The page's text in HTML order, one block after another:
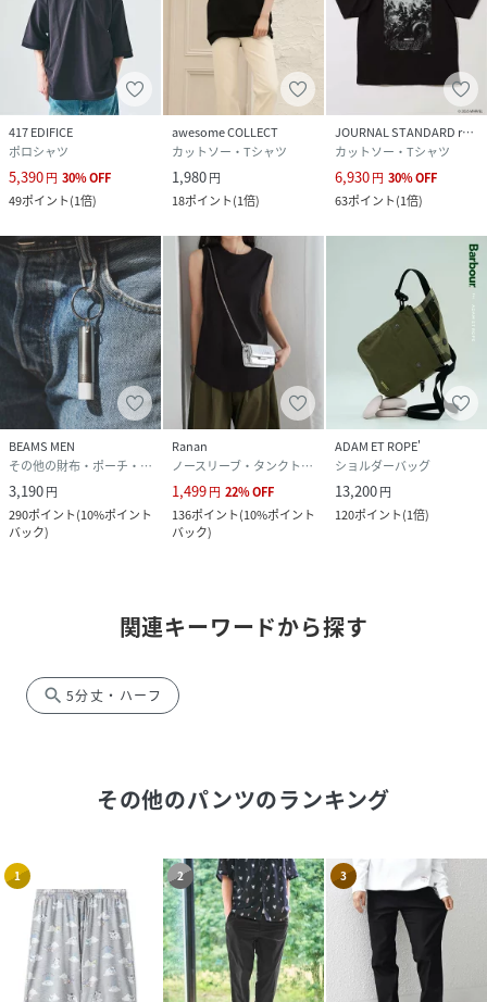
417 EDIFICE
ポロシャツ
5,390円 30%OFF
49ポイント(1倍)
awesome COLLECT
カットソー・Tシャツ
1,980円
18ポイント(1倍)
JOURNAL STANDARD relume
カットソー・Tシャツ
6,930円 30%OFF
63ポイント(1倍)
BEAMS MEN
その他の財布・ポーチ・ケース
3,190円
290ポイント(10%ポイント
バック)
Ranan
ノースリーブ・タンクトップ
1,499円 22%OFF
136ポイント(10%ポイント
バック)
ADAM ET ROPE'
ショルダーバッグ
13,200円
120ポイント(1倍)
関連キーワードから探す
search 5分丈・ハーフ
その他のパンツのランキング
1 2 3